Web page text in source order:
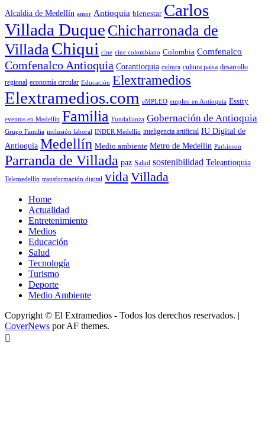
Alcaldia de Medellín amor Antioquia bienestar Carlos
Villada Duque Chicharronada de
VilladaChiqui cine cine colombiano Colombia Comfenalco
Comfenalco Antioquia Corantioquia cultura cultura paisa desarrollo
regional economía circular Educación Elextramedios
Elextramedios.com eMPLEO empleo en Antioquia Essity
eventos en Medellín Familia Fundalianza Gobernación de Antioquia
Grupo Familia inclusión laboral INDER Medellín inteligencia artificial IU Digital de
Antioquia Medellín Medio ambiente Metro de Medellín Parkinson
Parranda de Villada paz Salud sostenibilidad Teleantioquia
Telemedellín transformación digital vida Villada
Home
Actualidad
Entretenimiento
Medios
Educación
Salud
Tecnología
Turismo
Deporte
Medio Ambiente
Copyright © El Extramedios - Todos los derechos reservados. |
CoverNews por AF themes.